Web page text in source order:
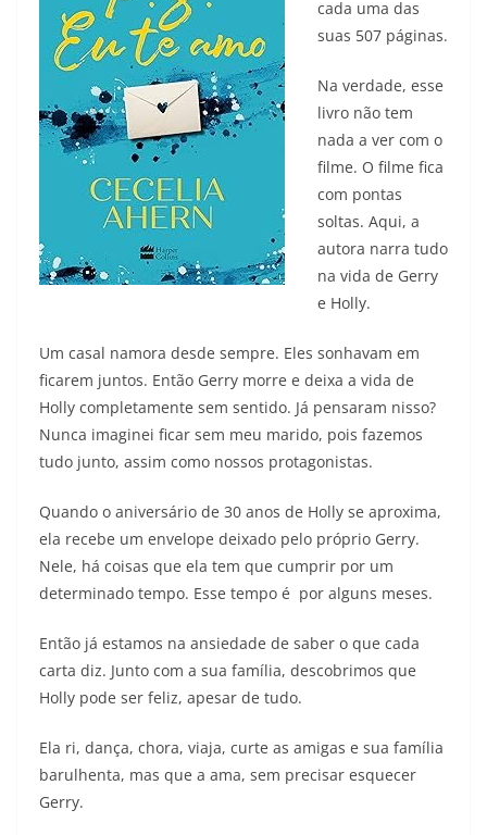
cada uma das
suas 507 páginas.
Na verdade, esse
livro não tem
nada a ver com o
filme. O filme fica
com pontas
soltas. Aqui, a
autora narra tudo
na vida de Gerry
e Holly.
Um casal namora desde sempre. Eles sonhavam em
ficarem juntos. Então Gerry morre e deixa a vida de
Holly completamente sem sentido. Já pensaram nisso?
Nunca imaginei ficar sem meu marido, pois fazemos
tudo junto, assim como nossos protagonistas.
Quando o aniversário de 30 anos de Holly se aproxima,
ela recebe um envelope deixado pelo próprio Gerry.
Nele, há coisas que ela tem que cumprir por um
determinado tempo. Esse tempo é por alguns meses.
Então já estamos na ansiedade de saber o que cada
carta diz. Junto com a sua família, descobrimos que
Holly pode ser feliz, apesar de tudo.
Ela ri, dança, chora, viaja, curte as amigas e sua família
barulhenta, mas que a ama, sem precisar esquecer
Gerry.